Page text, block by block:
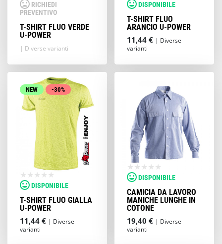
RICHIEDI
PREVENTIVO
T-SHIRT FLUO VERDE
U-POWER
| Diverse varianti
DISPONIBILE
T-SHIRT FLUO
ARANCIO U-POWER
11,44 € | Diverse
varianti
NEW -30%
DISPONIBILE
T-SHIRT FLUO GIALLA
U-POWER
11,44 € | Diverse
varianti
DISPONIBILE
CAMICIA DA LAVORO
MANICHE LUNGHE IN
COTONE
19,40 € | Diverse
varianti